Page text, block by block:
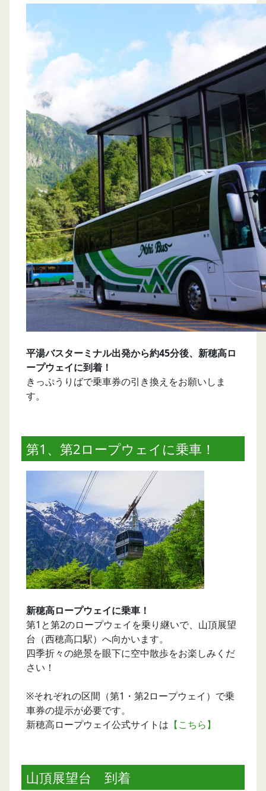
平湯バスターミナル出発から約45分後、新穂高ロ
ープウェイに到着！
きっぷうりばで乗車券の引き換えをお願いしま
す。
第1、第2ロープウェイに乗車！
新穂高ロープウェイに乗車！
第1と第2のロープウェイを乗り継いで、山頂展望
台（西穂高口駅）へ向かいます。
四季折々の絶景を眼下に空中散歩をお楽しみくだ
さい！
※それぞれの区間（第1・第2ロープウェイ）で乗
車券の提示が必要です。
新穂高ロープウェイ公式サイトは 【こちら】
山頂展望台 到着